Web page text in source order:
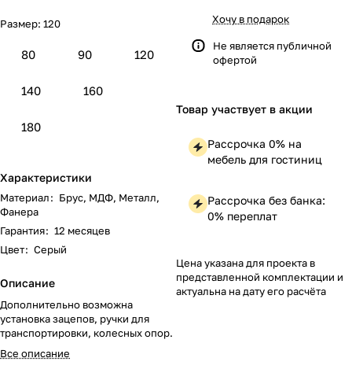
Размер: 120
80 90 120
140 160
180
Характеристики
Материал: Брус, МДФ, Металл,
Фанера
Гарантия: 12 месяцев
Цвет: Серый
Описание
Дополнительно возможна
установка зацепов, ручки для
транспортировки, колесных опор.
Все описание
Хочу в подарок
Не является публичной
офертой
Товар участвует в акции
Рассрочка 0% на
мебель для гостиниц
Рассрочка без банка:
0% переплат
Цена указана для проекта в
представленной комплектации и
актуальна на дату его расчёта